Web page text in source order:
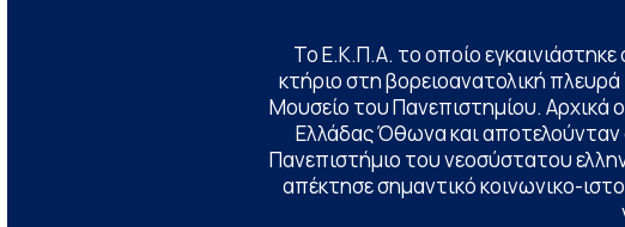
Το Ε.Κ.Π.Α. το οποίο
κτήριο στη βορειοανατολική πλευρά
Μουσείο του Πανεπιστημίου.
Ελλάδας Όθωνα και
Πανεπιστήμιο του νεοσύστατου
απέκτησε σημαντικό κοινωνικο-